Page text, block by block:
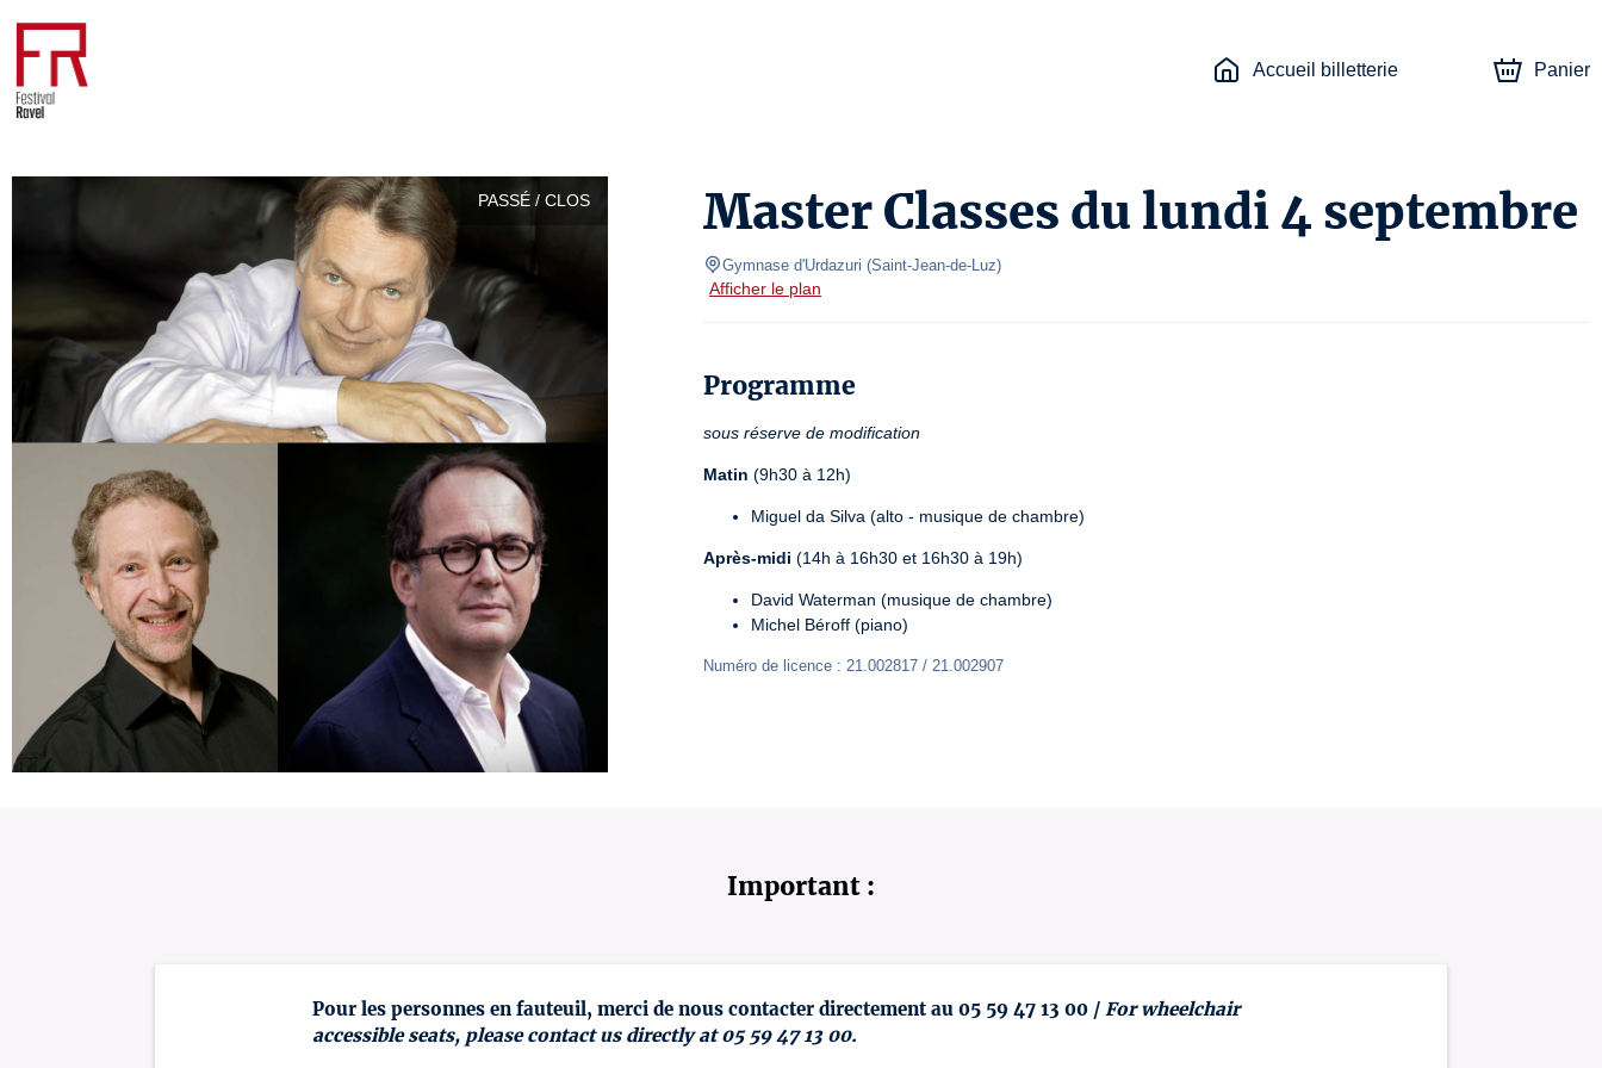
Accueil billetterie Panier
PASSÉ / CLOS Master Classes du lundi 4 septembre
Gymnase d'Urdazuri (Saint-Jean-de-Luz)
Afficher le plan
Programme
sous réserve de modification
Matin (9h30 à 12h)
Miguel da Silva (alto - musique de chambre)
Après-midi (14h à 16h30 et 16h30 à 19h)
David Waterman (musique de chambre)
Michel Béroff (piano)
Numéro de licence : 21.002817 / 21.002907
Important :
Pour les personnes en fauteuil, merci de nous contacter directement au 05 59 47 13 00 / For wheelchair
accessible seats, please contact us directly at 05 59 47 13 00.